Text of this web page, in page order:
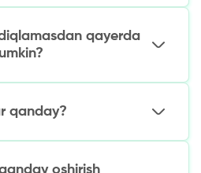
(operatsiyalar tarixi)
(agar mavjud bo‘lsa)
mulk (yirik summalar
qayerda
onlayn MFO
qanday?
oshirish